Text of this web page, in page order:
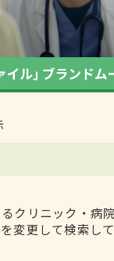
クリニック・病
変更して検索して